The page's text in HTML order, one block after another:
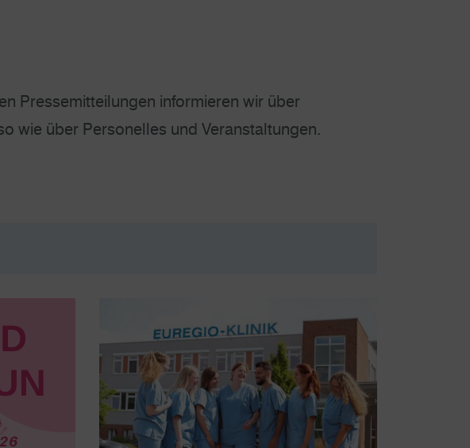
Pressemitteilungen informieren wir über
wie über Personelles und Veranstaltungen.